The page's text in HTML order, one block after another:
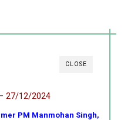
CLOSE
27/12/2024
PM Manmohan Singh,